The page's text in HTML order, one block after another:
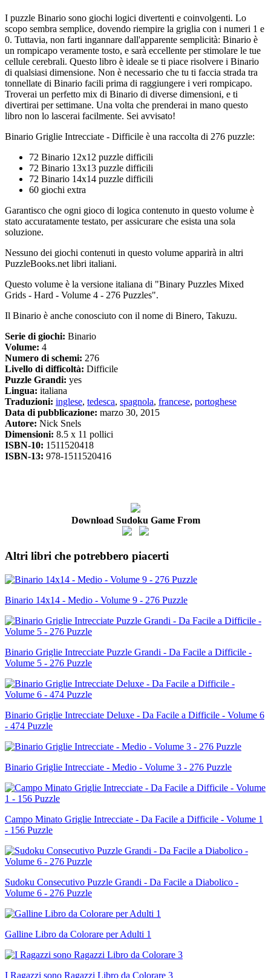
I puzzle Binario sono giochi logici divertenti e coinvolgenti. Lo
scopo sembra semplice, dovendo riempire la griglia con i numeri 1 e
0. Tuttavia, non farti ingannare dall'apparente semplicità: Binario è
un rompicapo veramente tosto, e sarà eccellente per stimolare le tue
cellule cerebrali. Questo libro è ideale se ti piace risolvere i Binario
di qualsiasi dimensione. Non è necessario che tu ti faccia strada tra
tonnellate di Binario facili prima di raggiungere i veri rompicapo.
Troverai un perfetto mix di Binario di diverse dimensioni, e ti
divertirai per settimane. Una volta che prenderai in mano questo
libro non lo lascerai facilmente. Sei avvisato!
Binario Griglie Intrecciate - Difficile è una raccolta di 276 puzzle:
72 Binario 12x12 puzzle difficili
72 Binario 13x13 puzzle difficili
72 Binario 14x14 puzzle difficili
60 giochi extra
Garantisco che ogni gioco di logica contenuto in questo volume è
stato accuratamente testato, per assicurare che esista una sola
soluzione.
Nessuno dei giochi contenuti in questo volume apparirà in altri
PuzzleBooks.net libri italiani.
Questo volume è la versione italiana di "Binary Puzzles Mixed
Grids - Hard - Volume 4 - 276 Puzzles".
Il Binario è anche conosciuto con il nome di Binero, Takuzu.
Serie di giochi: Binario
Volume: 4
Numero di schemi: 276
Livello di difficoltà: Difficile
Puzzle Grandi: yes
Lingua: italiana
Traduzioni: inglese, tedesca, spagnola, francese, portoghese
Data di pubblicazione: marzo 30, 2015
Autore: Nick Snels
Dimensioni: 8.5 x 11 pollici
ISBN-10: 1511520418
ISBN-13: 978-1511520416
Download Sudoku Game From
Altri libri che potrebbero piacerti
Binario 14x14 - Medio - Volume 9 - 276 Puzzle
Binario Griglie Intrecciate Puzzle Grandi - Da Facile a Difficile -
Volume 5 - 276 Puzzle
Binario Griglie Intrecciate Deluxe - Da Facile a Difficile - Volume 6
- 474 Puzzle
Binario Griglie Intrecciate - Medio - Volume 3 - 276 Puzzle
Campo Minato Griglie Intrecciate - Da Facile a Difficile - Volume 1
- 156 Puzzle
Sudoku Consecutivo Puzzle Grandi - Da Facile a Diabolico -
Volume 6 - 276 Puzzle
Galline Libro da Colorare per Adulti 1
I Ragazzi sono Ragazzi Libro da Colorare 3